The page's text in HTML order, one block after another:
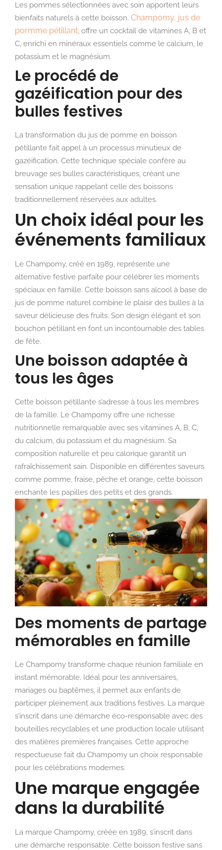
Les pommes sélectionnées avec soin apportent leurs
bienfaits naturels à cette boisson. Champomy, jus de
pormme pétillant, offre un cocktail de vitamines A, B et
C, enrichi en minéraux essentiels comme le calcium, le
potassium et le magnésium.
Le procédé de
gazéification pour des
bulles festives
La transformation du jus de pomme en boisson
pétillante fait appel à un processus minutieux de
gazéification. Cette technique spéciale confère au
breuvage ses bulles caractéristiques, créant une
sensation unique rappelant celle des boissons
traditionnellement réservées aux adultes.
Un choix idéal pour les
événements familiaux
Le Champomy, créé en 1989, représente une
alternative festive parfaite pour célébrer les moments
spéciaux en famille. Cette boisson sans alcool à base de
jus de pomme naturel combine le plaisir des bulles à la
saveur délicieuse des fruits. Son design élégant et son
bouchon pétillant en font un incontournable des tables
de fête.
Une boisson adaptée à
tous les âges
Cette boisson pétillante s’adresse à tous les membres
de la famille. Le Champomy offre une richesse
nutritionnelle remarquable avec ses vitamines A, B, C,
du calcium, du potassium et du magnésium. Sa
composition naturelle et peu calorique garantit un
rafraîchissement sain. Disponible en différentes saveurs
comme pomme, fraise, pêche et orange, cette boisson
enchante les papilles des petits et des grands.
Des moments de partage
mémorables en famille
Le Champomy transforme chaque réunion familiale en
instant mémorable. Idéal pour les anniversaires,
mariages ou baptêmes, il permet aux enfants de
participer pleinement aux traditions festives. La marque
s’inscrit dans une démarche éco-responsable avec des
bouteilles recyclables et une production locale utilisant
des matières premières françaises. Cette approche
respectueuse fait du Champomy un choix responsable
pour les célébrations modernes.
Une marque engagée
dans la durabilité
La marque Champomy, créée en 1989, s’inscrit dans
une démarche responsable. Cette boisson festive sans